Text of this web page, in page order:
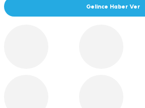
Gelince Haber Ver